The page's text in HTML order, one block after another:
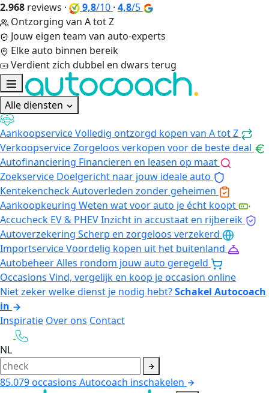
2.968 reviews · 9,8/10 · 4,8/5
Ontzorging van A tot Z
Jouw eigen team van auto-experts
Elke auto binnen bereik
Verdient zich dubbel en dwars terug
Alle diensten
AankoopserviceVolledig ontzorgd kopen van A tot Z
VerkoopserviceZorgeloos verkopen voor de beste deal
Autofinanciering Financieren en leasen op maat
Zoekservice Doelgericht naar jouw ideale auto
KentekencheckAutoverleden zonder geheimen
Aankoopkeuring Weten wat voor auto je écht koopt
Accucheck EV & PHEVInzicht in accustaat en rijbereik
Autoverzekering Scherp en zorgeloos verzekerd
ImportserviceVoordelig kopen uit het buitenland
AutobeheerAlles rondom jouw auto geregeld
Occasions Vind, vergelijk en koop je occasion online
Niet zeker welke dienst je nodig hebt?Schakel Autocoach
in
Inspiratie Over ons Contact
NL
85.079occasions Autocoach inschakelen